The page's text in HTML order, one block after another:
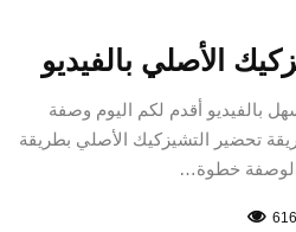
الأصلي بالفيديو
بالفيديو أقدم لكم اليوم وصفة
تحضير التشيزكيك الأصلي بطريقة
الوصفة خطوة…